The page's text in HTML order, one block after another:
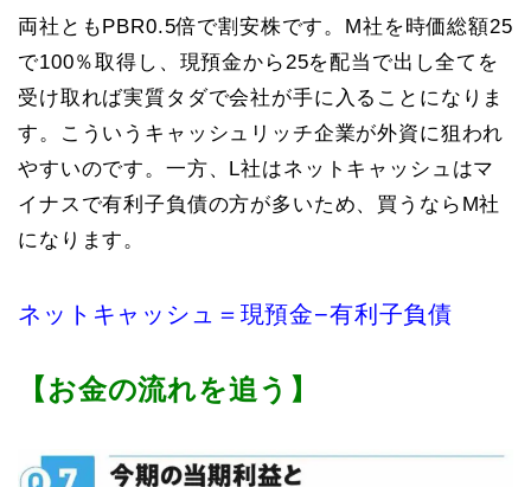
両社ともPBR0.5倍で割安株です。M社を時価総額25
で100％取得し、現預金から25を配当で出し全てを
受け取れば実質タダで会社が手に入ることになりま
す。こういうキャッシュリッチ企業が外資に狙われ
やすいのです。一方、L社はネットキャッシュはマ
イナスで有利子負債の方が多いため、買うならM社
になります。
ネットキャッシュ＝現預金−有利子負債
【お金の流れを追う】